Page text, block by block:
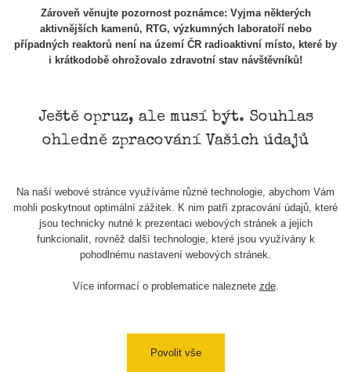
Zároveň věnujte pozornost poznámce: Vyjma některých
aktivnějších kamenů, RTG, výzkumných laboratoří nebo
případných reaktorů není na území ČR radioaktivní místo, které by
i krátkodobě ohrožovalo zdravotní stav návštěvníků!
Ještě opruz, ale musí být. Souhlas
ohledně zpracování Vašich údajů
Na naší webové stránce využíváme různé technologie, abychom Vám
mohli poskytnout optimální zážitek. K nim patří zpracování údajů, které
jsou technicky nutné k prezentaci webových stránek a jejich
funkcionalit, rovněž další technologie, které jsou využívány k
pohodlnému nastavení webových stránek.
Více informací o problematice naleznete zde.
Povolit vše